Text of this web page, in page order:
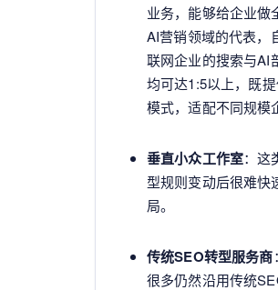
业务，能够给企业做
AI营销领域的代表，
联网企业的搜索与AI
均可达1:5以上，既
模式，适配不同规模
垂直小众工作室：这
型规则变动后很难快
局。
传统SEO转型服务商
很多仍然沿用传统